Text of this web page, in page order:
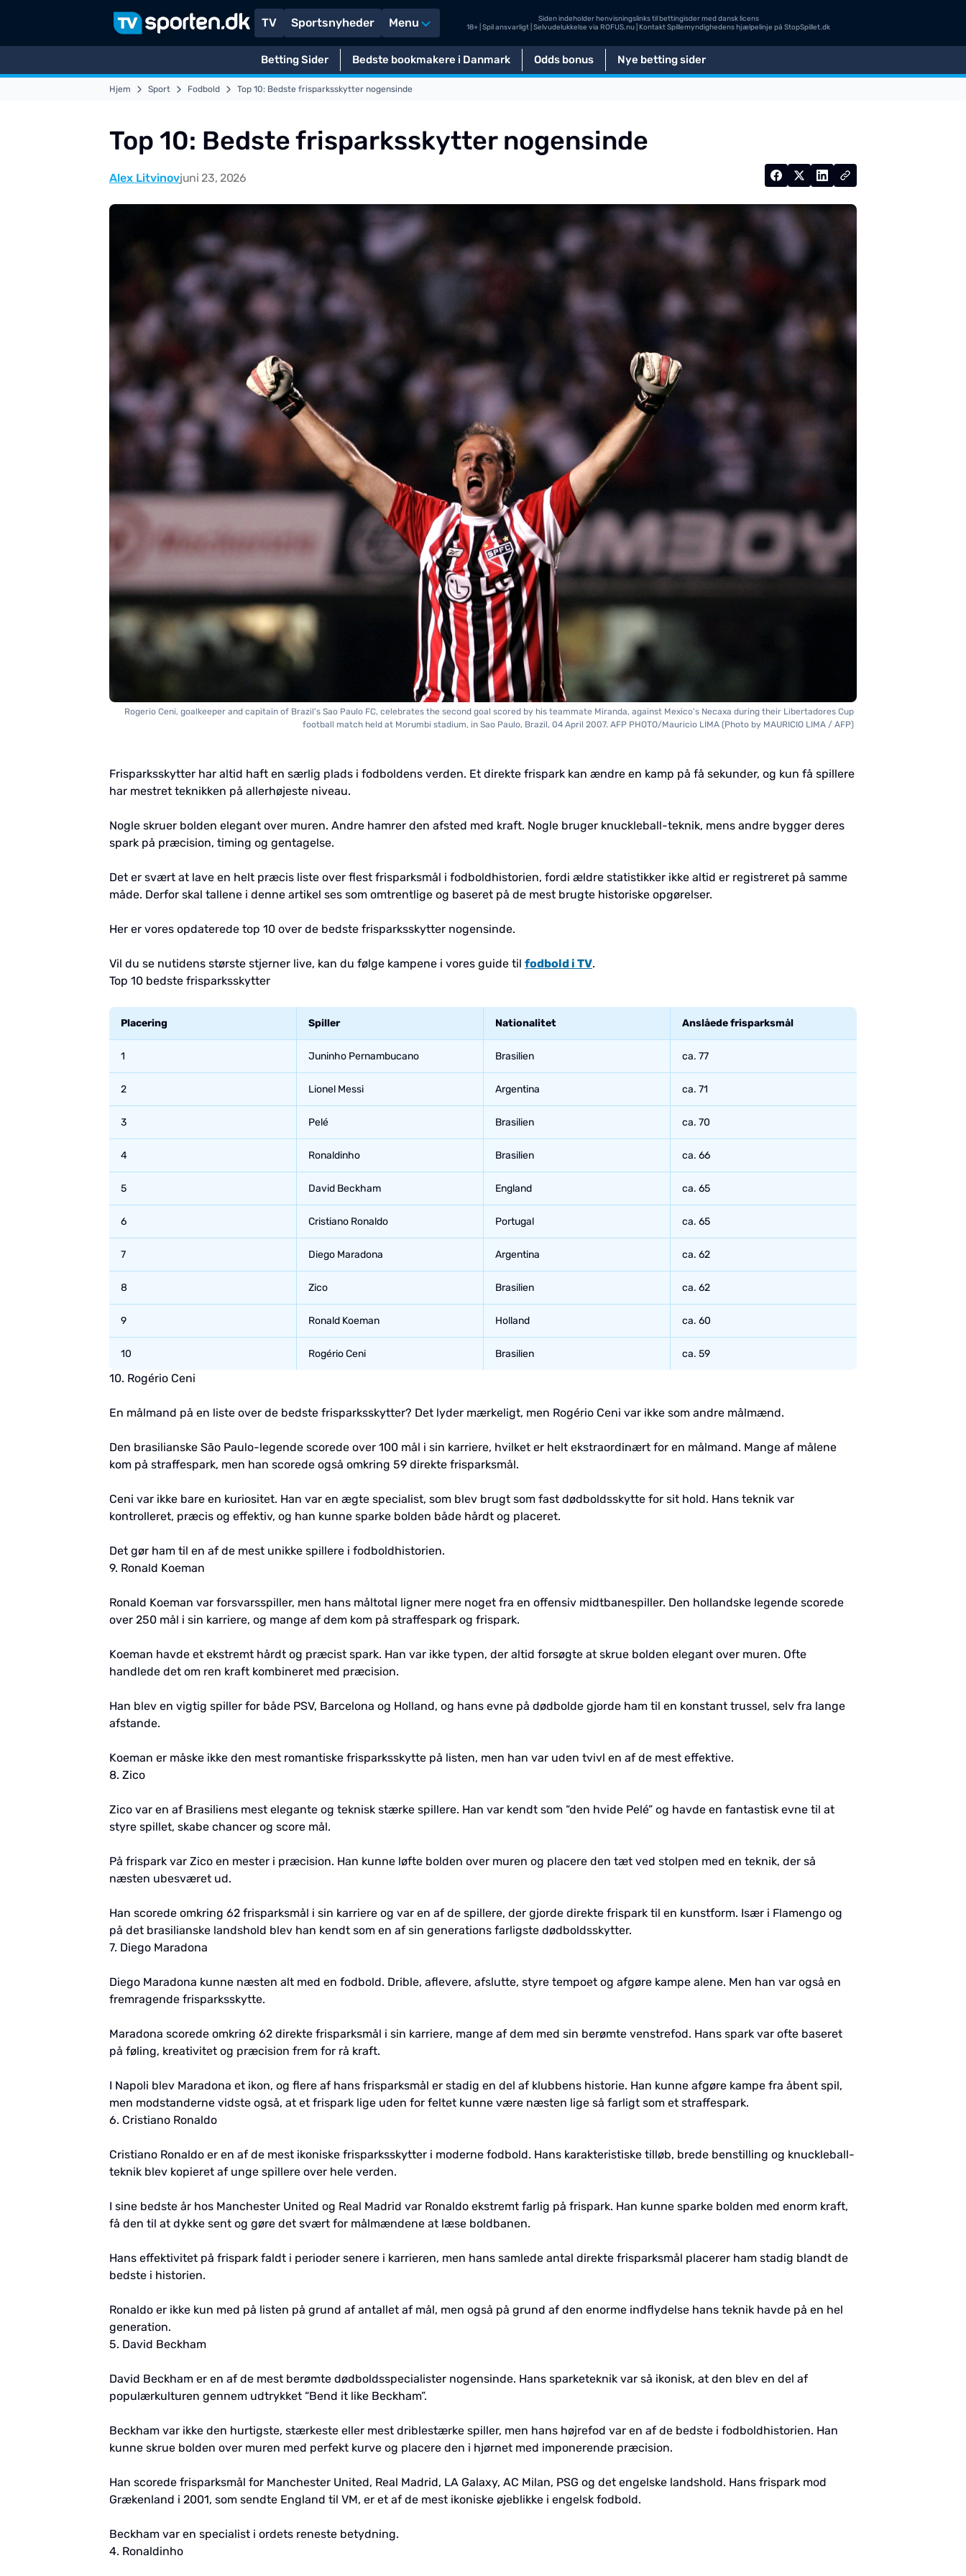
TV Sportsnyheder Menu
Siden indeholder henvisningslinks til bettingisder med dansk licens
18+ | Spil ansvarligt | Selvudelukkelse via ROFUS.nu | Kontakt Spillemyndighedens hjælpelinje på StopSpillet.dk
Betting Sider Bedste bookmakere i Danmark Odds bonus Nye betting sider
Hjem Sport Fodbold Top 10: Bedste frisparksskytter nogensinde
Top 10: Bedste frisparksskytter nogensinde
Alex Litvinovjuni 23, 2026
Rogerio Ceni, goalkeeper and capitain of Brazil's Sao Paulo FC, celebrates the second goal scored by his teammate Miranda, against Mexico's Necaxa during their Libertadores Cup
football match held at Morumbi stadium, in Sao Paulo, Brazil, 04 April 2007. AFP PHOTO/Mauricio LIMA (Photo by MAURICIO LIMA / AFP)
Frisparksskytter har altid haft en særlig plads i fodboldens verden. Et direkte frispark kan ændre en kamp på få sekunder, og kun få spillere
har mestret teknikken på allerhøjeste niveau.
Nogle skruer bolden elegant over muren. Andre hamrer den afsted med kraft. Nogle bruger knuckleball-teknik, mens andre bygger deres
spark på præcision, timing og gentagelse.
Det er svært at lave en helt præcis liste over flest frisparksmål i fodboldhistorien, fordi ældre statistikker ikke altid er registreret på samme
måde. Derfor skal tallene i denne artikel ses som omtrentlige og baseret på de mest brugte historiske opgørelser.
Her er vores opdaterede top 10 over de bedste frisparksskytter nogensinde.
Vil du se nutidens største stjerner live, kan du følge kampene i vores guide til fodbold i TV.
Top 10 bedste frisparksskytter
Placering Spiller Nationalitet Anslåede frisparksmål
1 Juninho Pernambucano Brasilien ca. 77
2 Lionel Messi Argentina ca. 71
3 Pelé Brasilien ca. 70
4 Ronaldinho Brasilien ca. 66
5 David Beckham England ca. 65
6 Cristiano Ronaldo Portugal ca. 65
7 Diego Maradona Argentina ca. 62
8 Zico Brasilien ca. 62
9 Ronald Koeman Holland ca. 60
10 Rogério Ceni Brasilien ca. 59
10. Rogério Ceni
En målmand på en liste over de bedste frisparksskytter? Det lyder mærkeligt, men Rogério Ceni var ikke som andre målmænd.
Den brasilianske São Paulo-legende scorede over 100 mål i sin karriere, hvilket er helt ekstraordinært for en målmand. Mange af målene
kom på straffespark, men han scorede også omkring 59 direkte frisparksmål.
Ceni var ikke bare en kuriositet. Han var en ægte specialist, som blev brugt som fast dødboldsskytte for sit hold. Hans teknik var
kontrolleret, præcis og effektiv, og han kunne sparke bolden både hårdt og placeret.
Det gør ham til en af de mest unikke spillere i fodboldhistorien.
9. Ronald Koeman
Ronald Koeman var forsvarsspiller, men hans måltotal ligner mere noget fra en offensiv midtbanespiller. Den hollandske legende scorede
over 250 mål i sin karriere, og mange af dem kom på straffespark og frispark.
Koeman havde et ekstremt hårdt og præcist spark. Han var ikke typen, der altid forsøgte at skrue bolden elegant over muren. Ofte
handlede det om ren kraft kombineret med præcision.
Han blev en vigtig spiller for både PSV, Barcelona og Holland, og hans evne på dødbolde gjorde ham til en konstant trussel, selv fra lange
afstande.
Koeman er måske ikke den mest romantiske frisparksskytte på listen, men han var uden tvivl en af de mest effektive.
8. Zico
Zico var en af Brasiliens mest elegante og teknisk stærke spillere. Han var kendt som “den hvide Pelé” og havde en fantastisk evne til at
styre spillet, skabe chancer og score mål.
På frispark var Zico en mester i præcision. Han kunne løfte bolden over muren og placere den tæt ved stolpen med en teknik, der så
næsten ubesværet ud.
Han scorede omkring 62 frisparksmål i sin karriere og var en af de spillere, der gjorde direkte frispark til en kunstform. Især i Flamengo og
på det brasilianske landshold blev han kendt som en af sin generations farligste dødboldsskytter.
7. Diego Maradona
Diego Maradona kunne næsten alt med en fodbold. Drible, aflevere, afslutte, styre tempoet og afgøre kampe alene. Men han var også en
fremragende frisparksskytte.
Maradona scorede omkring 62 direkte frisparksmål i sin karriere, mange af dem med sin berømte venstrefod. Hans spark var ofte baseret
på føling, kreativitet og præcision frem for rå kraft.
I Napoli blev Maradona et ikon, og flere af hans frisparksmål er stadig en del af klubbens historie. Han kunne afgøre kampe fra åbent spil,
men modstanderne vidste også, at et frispark lige uden for feltet kunne være næsten lige så farligt som et straffespark.
6. Cristiano Ronaldo
Cristiano Ronaldo er en af de mest ikoniske frisparksskytter i moderne fodbold. Hans karakteristiske tilløb, brede benstilling og knuckleball-
teknik blev kopieret af unge spillere over hele verden.
I sine bedste år hos Manchester United og Real Madrid var Ronaldo ekstremt farlig på frispark. Han kunne sparke bolden med enorm kraft,
få den til at dykke sent og gøre det svært for målmændene at læse boldbanen.
Hans effektivitet på frispark faldt i perioder senere i karrieren, men hans samlede antal direkte frisparksmål placerer ham stadig blandt de
bedste i historien.
Ronaldo er ikke kun med på listen på grund af antallet af mål, men også på grund af den enorme indflydelse hans teknik havde på en hel
generation.
5. David Beckham
David Beckham er en af de mest berømte dødboldsspecialister nogensinde. Hans sparketeknik var så ikonisk, at den blev en del af
populærkulturen gennem udtrykket “Bend it like Beckham”.
Beckham var ikke den hurtigste, stærkeste eller mest driblestærke spiller, men hans højrefod var en af de bedste i fodboldhistorien. Han
kunne skrue bolden over muren med perfekt kurve og placere den i hjørnet med imponerende præcision.
Han scorede frisparksmål for Manchester United, Real Madrid, LA Galaxy, AC Milan, PSG og det engelske landshold. Hans frispark mod
Grækenland i 2001, som sendte England til VM, er et af de mest ikoniske øjeblikke i engelsk fodbold.
Beckham var en specialist i ordets reneste betydning.
4. Ronaldinho